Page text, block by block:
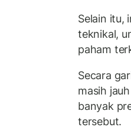
Selain itu,
teknikal,
paham
Secara
masih
banyak
tersebut.